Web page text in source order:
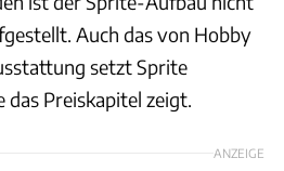
Auch das von Hobby
setzt Sprite
Preiskapitel zeigt.
ANZEIGE